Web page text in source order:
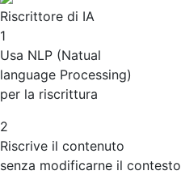
Riscrittore di IA
1
Usa NLP (Natual
language Processing)
per la riscrittura
2
Riscrive il contenuto
senza modificarne il contesto